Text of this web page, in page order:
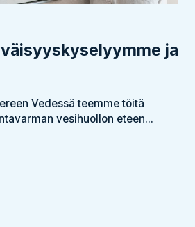
ja
Vedessä teemme töitä
vesihuollon eteen...